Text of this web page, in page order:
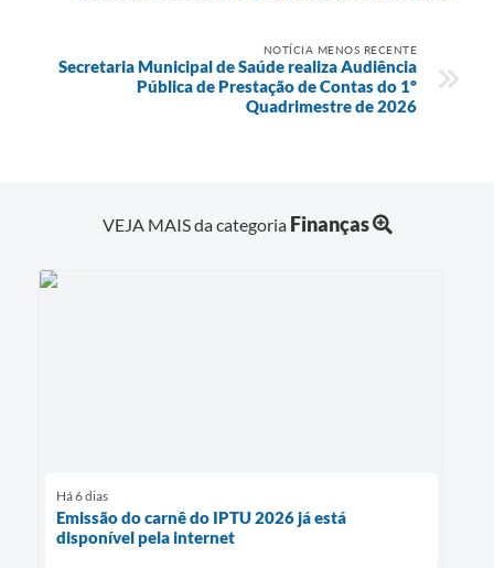
NOTÍCIA MENOS RECENTE
Secretaria Municipal de Saúde realiza Audiência
Pública de Prestação de Contas do 1º
Quadrimestre de 2026
VEJA MAIS da categoria Finanças
Há 6 dias
Emissão do carnê do IPTU 2026 já está
disponível pela internet